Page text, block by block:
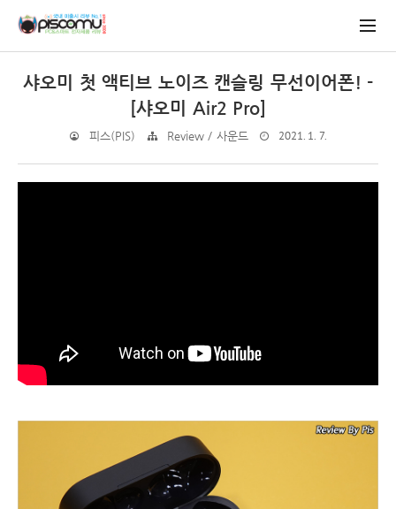
샤오미 첫 액티브 노이즈 캔슬링 무선이어폰! -
[샤오미 Air2 Pro]
피스(PIS) Review / 사운드 2021. 1. 7.